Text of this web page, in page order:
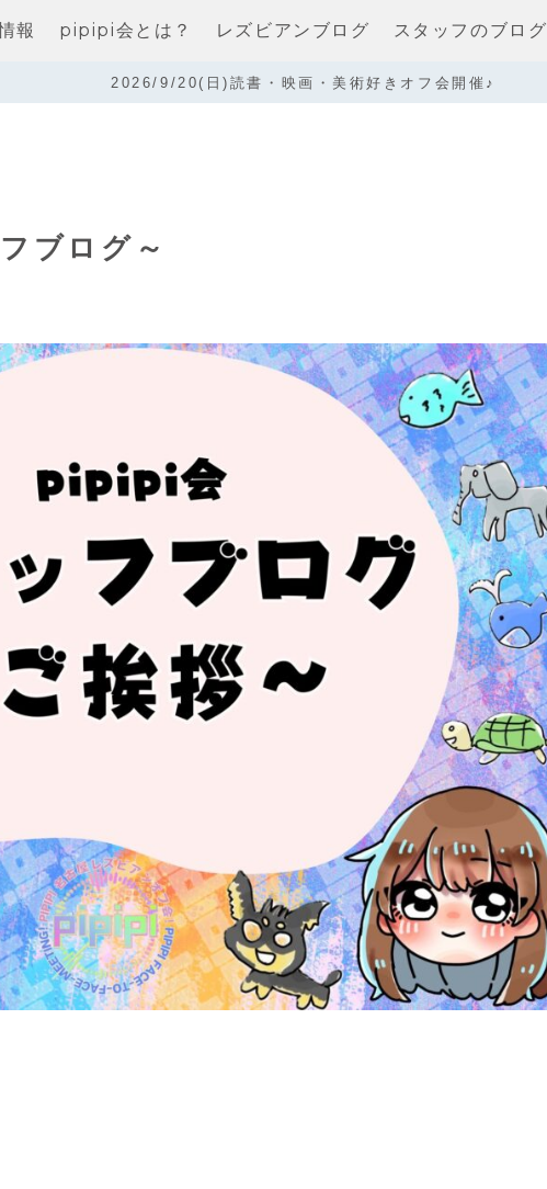
報 pipipi会とは？ レズビアンブログ スタッフのブログ
2026/9/20(日)読書・映画・美術好きオフ会開催♪
ブログ～